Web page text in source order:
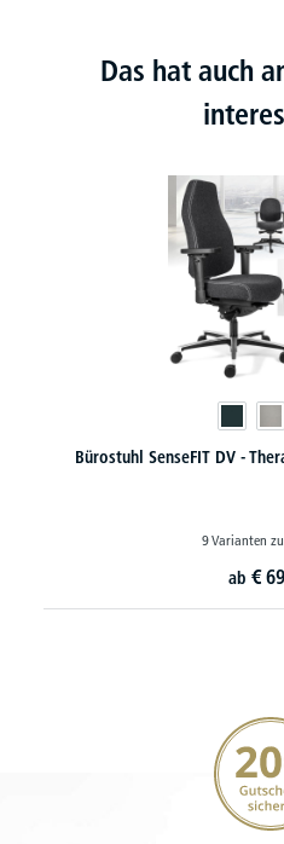
Das hat auch
Bürostuhl SenseFIT DV -
9 Varianten
ab €
20€